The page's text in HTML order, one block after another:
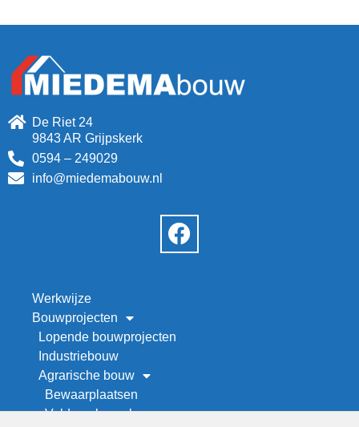
De Riet 24
9843 AR Grijpskerk
0594 – 249029
info@miedemabouw.nl
Werkwijze
Bouwprojecten
Lopende bouwprojecten
Industriebouw
Agrarische bouw
Bewaarplaatsen
Veld- en kapschuren